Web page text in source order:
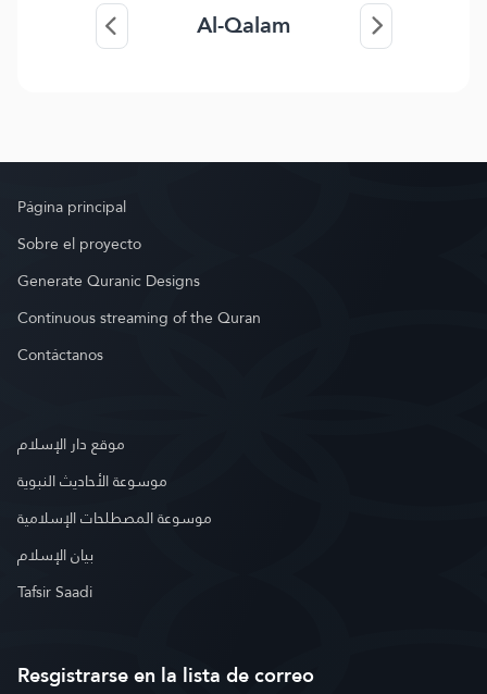
Al-Qalam
Página principal
Sobre el proyecto
Generate Quranic Designs
Continuous streaming of the Quran
Contáctanos
موقع دار الإسلام
موسوعة الأحاديث النبوية
موسوعة المصطلحات الإسلامية
بيان الإسلام
Tafsir Saadi
Resgistrarse en la lista de correo